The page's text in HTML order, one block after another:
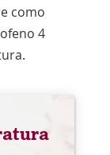
como
4